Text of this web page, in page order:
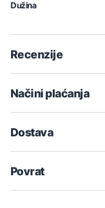
Dužina
Recenzije
Načini plaćanja
Dostava
Povrat